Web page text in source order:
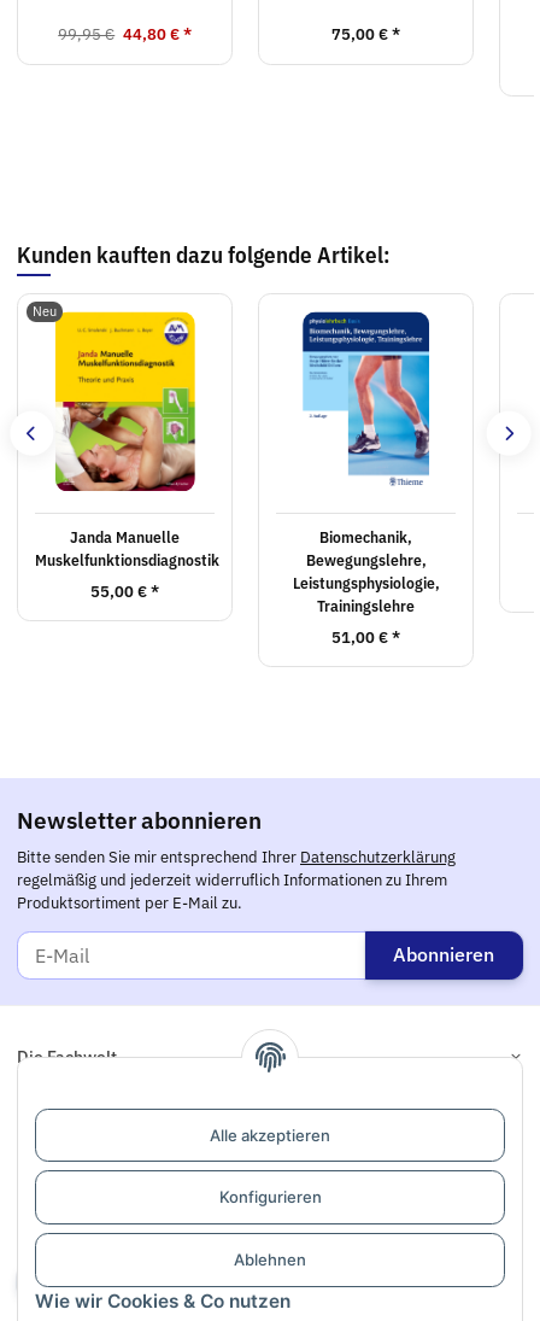
Wie wir Cookies & Co nutzen
Alle akzeptieren
Konfigurieren
Ablehnen
99,95 € 44,80 €* 75,00 €*
Kunden kauften dazu folgende Artikel:
Neu
Janda Manuelle
Muskelfunktionsdiagnostik
55,00 €*
Biomechanik,
Bewegungslehre,
Leistungsphysiologie,
Trainingslehre
51,00 €*
Newsletter abonnieren
Bitte senden Sie mir entsprechend Ihrer Datenschutzerklärung
regelmäßig und jederzeit widerruflich Informationen zu Ihrem
Produktsortiment per E-Mail zu.
Abonnieren
Die Fachwelt
Informationen
Links
Support / Dialogaufnahme
Vertrag widerrufen